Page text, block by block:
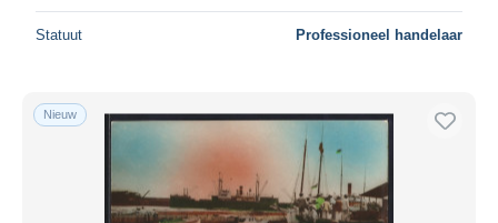
Statuut Professioneel handelaar
Nieuw